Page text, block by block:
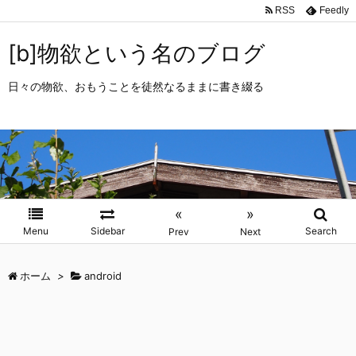
[b]物欲という名のブログ
日々の物欲、おもうことを徒然なるままに書き綴る
Menu Sidebar
«
Prev
»
Next Search
RSS Feedly
ホーム > android